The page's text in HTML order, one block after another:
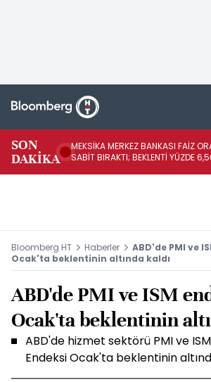
SON
DAKİKA
MEKSİKA MERKEZ BANKASI FAİZ
SABİT BIRAKTI; BEKLENTİ YÜZDE
Bloomberg HT Haberler
ABD'de PMI ve
Ocak'ta beklentinin altında kaldı
ABD'de PMI ve ISM
Ocak'ta beklentinin
ABD'de hizmet sektörü PMI ve
Endeksi Ocak'ta beklentinin